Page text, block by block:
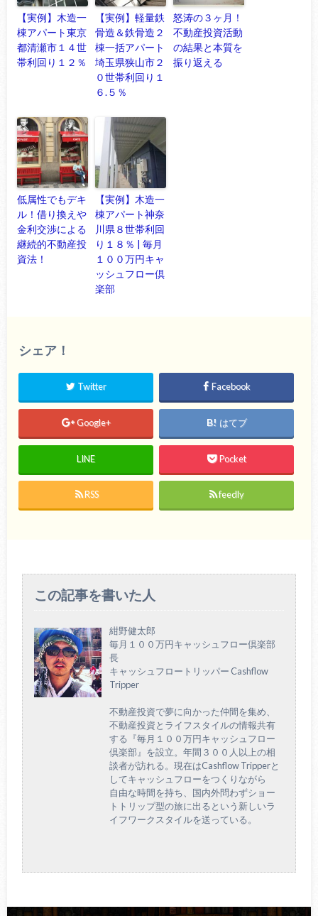
【実例】木造一
棟アパート東京
都清瀬市１４世
帯利回り１２％
【実例】軽量鉄
骨造＆鉄骨造２
棟一括アパート
埼玉県狭山市２
０世帯利回り１
６.５％
怒涛の３ヶ月！
不動産投資活動
の結果と本質を
振り返える
低属性でもデキ
ル！借り換えや
金利交渉による
継続的不動産投
資法！
【実例】木造一
棟アパート神奈
川県８世帯利回
り１８％ | 毎月
１００万円キャ
ッシュフロー倶
楽部
シェア！
Twitter Facebook
Google+ はてブ
LINE Pocket
RSS feedly
この記事を書いた人
紺野健太郎
毎月１００万円キャッシュフロー倶楽部
長
キャッシュフロートリッパー Cashflow
Tripper
不動産投資で夢に向かった仲間を集め、
不動産投資とライフスタイルの情報共有
する『毎月１００万円キャッシュフロー
倶楽部』を設立。年間３００人以上の相
談者が訪れる。現在はCashflow Tripperと
してキャッシュフローをつくりながら
自由な時間を持ち、国内外問わずショー
トトリップ型の旅に出るという新しいラ
イフワークスタイルを送っている。